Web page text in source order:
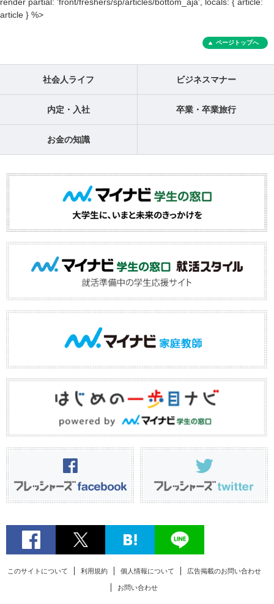
render partial: 'front/freshers/sp/articles/bottom_aja', locals: { article:
article } %>
ページトップへ
社会人ライフ ビジネスマナー
内定・入社 卒業・卒業旅行
お金の知識
このサイトについて 利用規約 個人情報について 広告掲載のお問い合わせ
お問い合わせ